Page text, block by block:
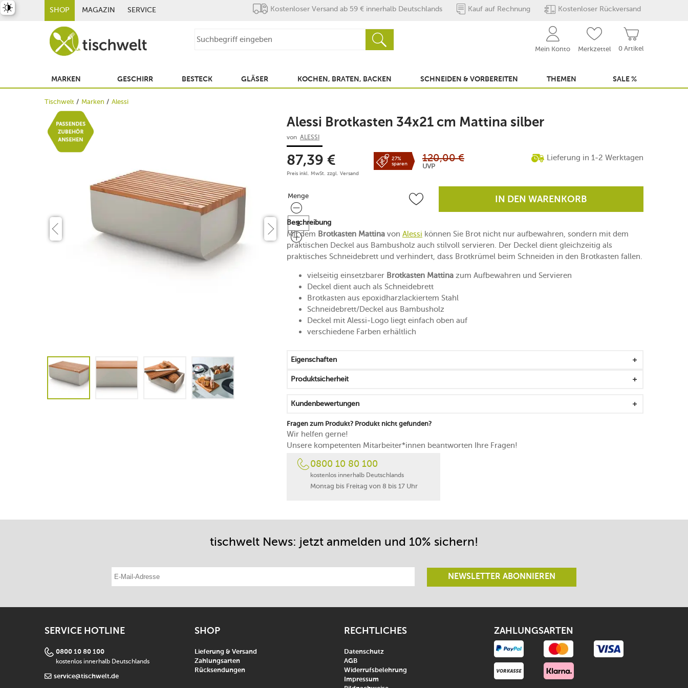
SHOP MAGAZIN SERVICE Kostenloser Versand ab 59 € innerhalb Deutschlands Kauf auf Rechnung Kostenloser Rückversand
0 Artikel
Mein Konto Merkzettel
MARKEN GESCHIRR BESTECK GLÄSER KOCHEN, BRATEN, BACKEN SCHNEIDEN & VORBEREITEN THEMEN SALE %
Tischwelt Marken Alessi
Alessi Brotkasten 34x21 cm Mattina silber
von ALESSI
87,39 €
Preis inkl. MwSt. zzgl. Versand
27%
sparen
120,00 €
UVP
Lieferung in 1-2 Werktagen
Menge
Menge IN DEN WARENKORB
Beschreibung
Mit dem Brotkasten Mattina von Alessi können Sie Brot nicht nur aufbewahren, sondern mit dem
praktischen Deckel aus Bambusholz auch stilvoll servieren. Der Deckel dient gleichzeitig als
praktisches Schneidebrett und verhindert, dass Brotkrümel beim Schneiden in den Brotkasten fallen.
vielseitig einsetzbarer Brotkasten Mattina zum Aufbewahren und Servieren
Deckel dient auch als Schneidebrett
Brotkasten aus epoxidharzlackiertem Stahl
Schneidebrett/Deckel aus Bambusholz
Deckel mit Alessi-Logo liegt einfach oben auf
verschiedene Farben erhältlich
Eigenschaften
Produktsicherheit
Kundenbewertungen
Fragen zum Produkt? Produkt nicht gefunden?
Wir helfen gerne!
Unsere kompetenten Mitarbeiter*innen beantworten Ihre Fragen!
0800 10 80 100
kostenlos innerhalb Deutschlands
Montag bis Freitag von 8 bis 17 Uhr
tischwelt News: jetzt anmelden und 10% sichern!
E-Mail-Adresse eintragen
NEWSLETTER ABONNIEREN
SERVICE HOTLINE
0800 10 80 100
kostenlos innerhalb Deutschlands
service@tischwelt.de
SHOP
Lieferung & Versand
Zahlungsarten
Rücksendungen
RECHTLICHES
Datenschutz
AGB
Widerrufsbelehrung
Impressum
ZAHLUNGSARTEN
umschalten